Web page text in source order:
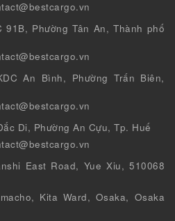
91B, Phường Tân An, Thành phố
An Bình, Phường Trấn Biên,
Di, Phường An Cựu, Tp. Huế
East Road, Yue Xiu, 510068
Kita Ward, Osaka, Osaka